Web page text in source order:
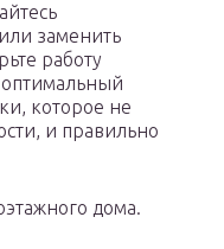
заменить
работу
оптимальный
которое не
и правильно
дома.